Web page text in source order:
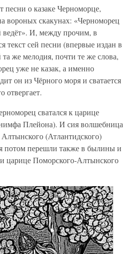
о казаке Черноморце,
вороных скакунах: «Черноморец
И, между прочим, в
текст сей песни (впервые издан в
же мелодия, почти те же слова,
уже не казак, а именно
он из Чёрного моря и сватается
отвергает.
сватался к царице
Плейона). И сия волшебница
(Атлантидского)
потом перешли также в былины и
царице Поморского-Алтынского